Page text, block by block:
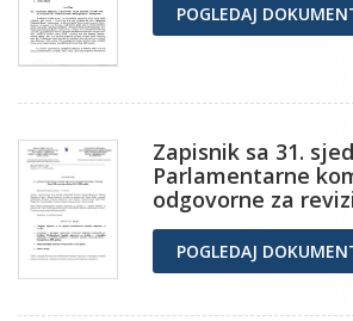
POGLEDAJ
Zapisnik sa 31.
Parlamentarne
odgovorne za
POGLEDAJ